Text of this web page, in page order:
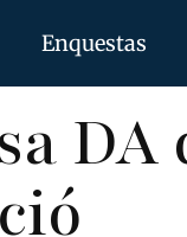
Enquestas
DA